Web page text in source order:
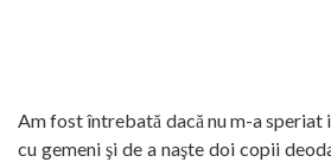
Am fost întrebată dacă nu m-a speriat
cu gemeni şi de a naşte doi copii